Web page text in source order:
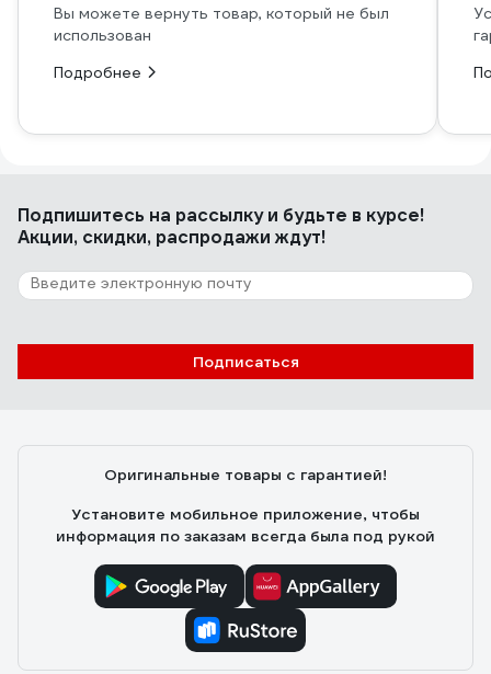
Вы можете вернуть товар, который не был
использован
Подробнее
Подпишитесь на рассылкуи будьте в курсе!
Акции, скидки, распродажи ждут!
Подписаться
Оригинальные товары с гарантией!
Установите мобильное приложение, чтобы
информация по заказам всегда была под рукой